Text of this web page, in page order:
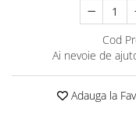
Cod
Ai nevoie de
Adauga la